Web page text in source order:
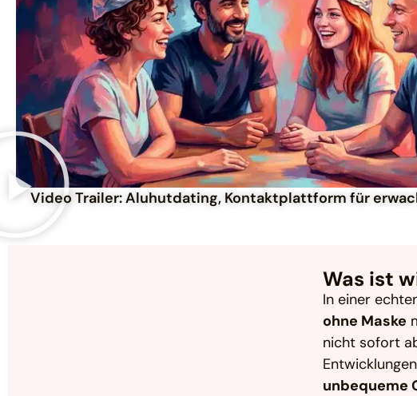
Video Trailer: Aluhutdating, Kontaktplattform für
Was ist
In einer
ohne Maske
nicht sofort
unbequeme